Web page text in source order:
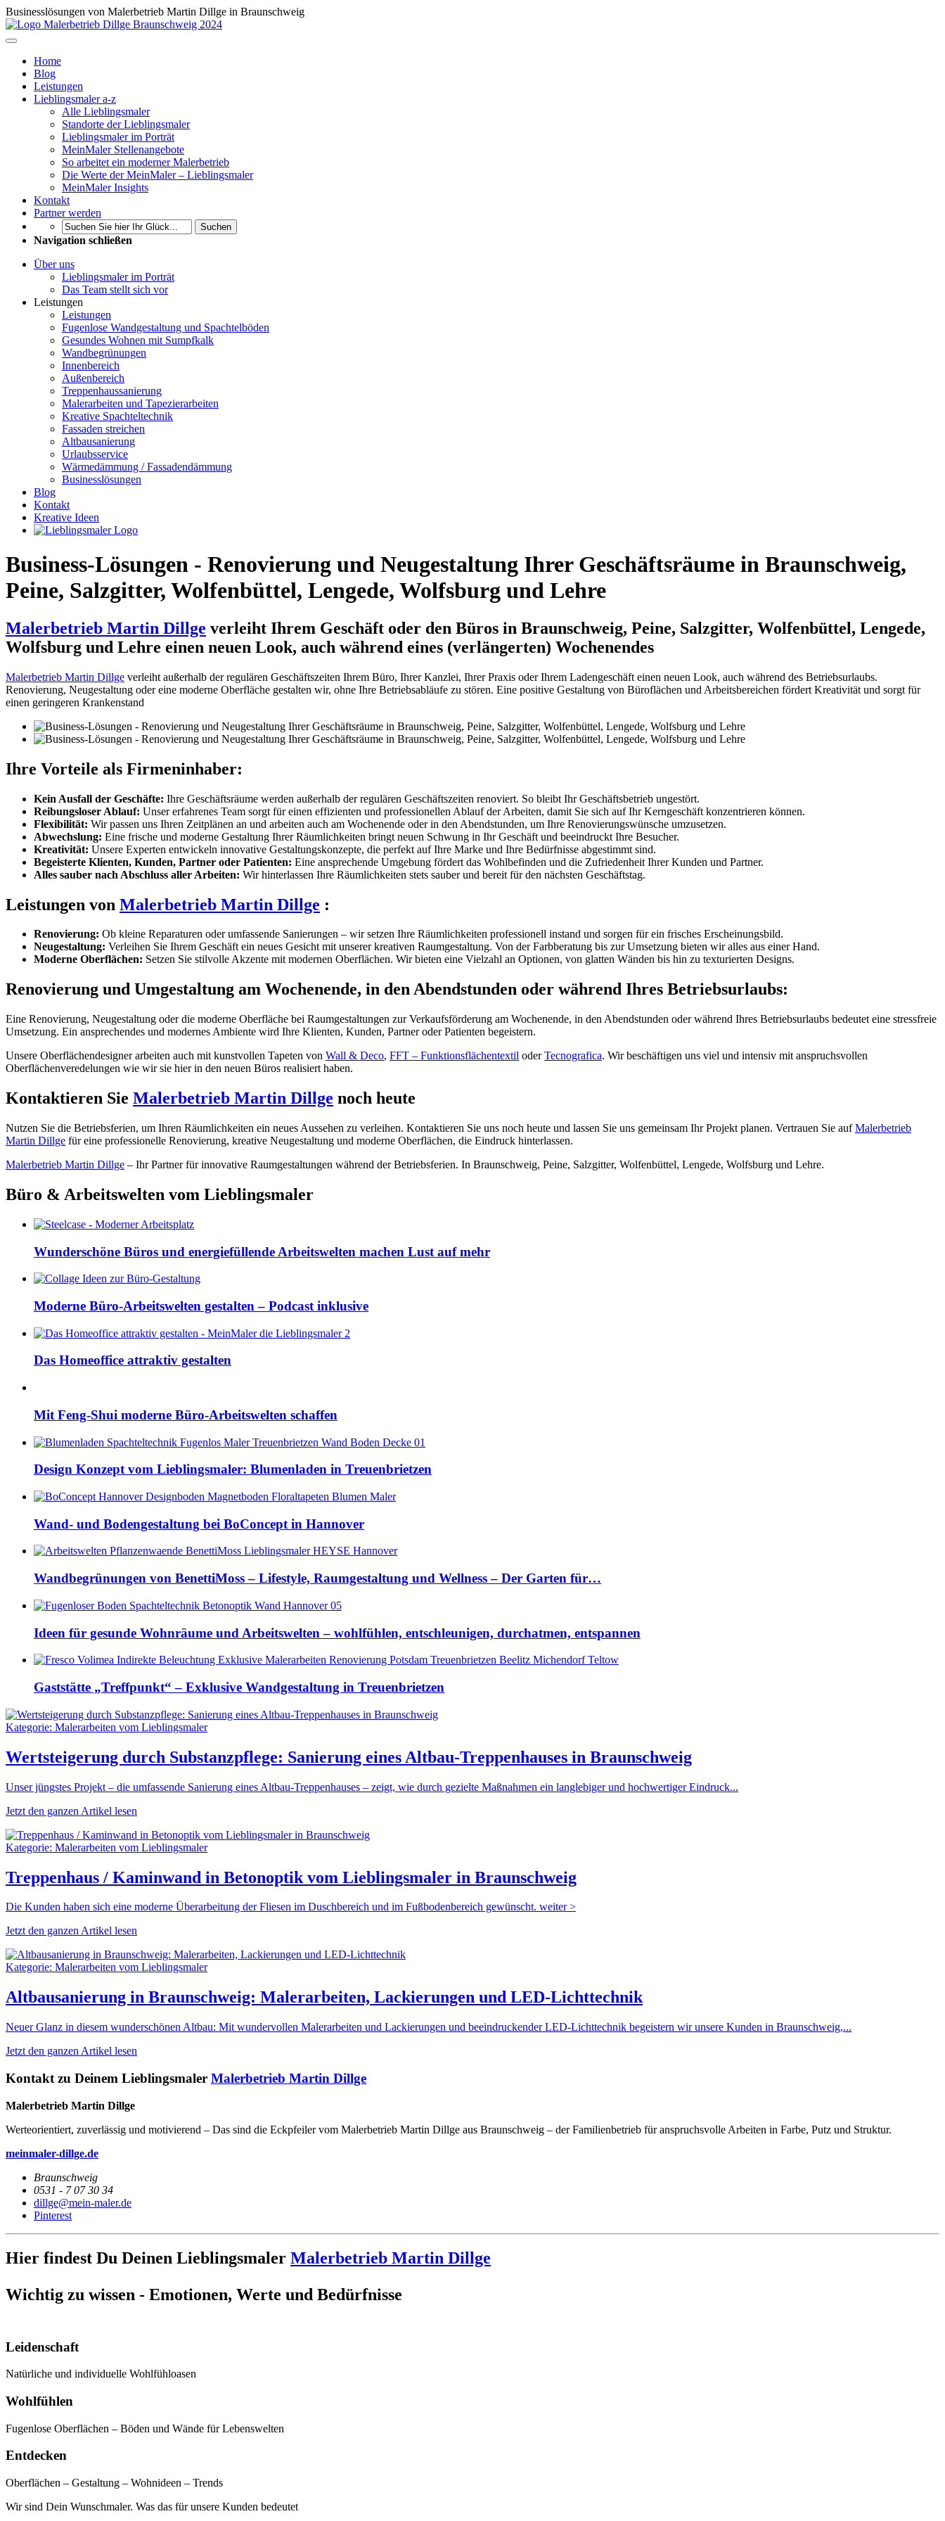
Businesslösungen von Malerbetrieb Martin Dillge in Braunschweig
Home
Blog
Leistungen
Lieblingsmaler a-z
Alle Lieblingsmaler
Standorte der Lieblingsmaler
Lieblingsmaler im Porträt
MeinMaler Stellenangebote
So arbeitet ein moderner Malerbetrieb
Die Werte der MeinMaler – Lieblingsmaler
MeinMaler Insights
Kontakt
Partner werden
Suchen
Navigation schließen
Über uns
Lieblingsmaler im Porträt
Das Team stellt sich vor
Leistungen
Leistungen
Fugenlose Wandgestaltung und Spachtelböden
Gesundes Wohnen mit Sumpfkalk
Wandbegrünungen
Innenbereich
Außenbereich
Treppenhaussanierung
Malerarbeiten und Tapezierarbeiten
Kreative Spachteltechnik
Fassaden streichen
Altbausanierung
Urlaubsservice
Wärmedämmung / Fassadendämmung
Businesslösungen
Blog
Kontakt
Kreative Ideen
Business-Lösungen - Renovierung und Neugestaltung Ihrer Geschäftsräume in Braunschweig,
Peine, Salzgitter, Wolfenbüttel, Lengede, Wolfsburg und Lehre
Malerbetrieb Martin Dillge verleiht Ihrem Geschäft oder den Büros in Braunschweig, Peine, Salzgitter, Wolfenbüttel, Lengede,
Wolfsburg und Lehre einen neuen Look, auch während eines (verlängerten) Wochenendes
Malerbetrieb Martin Dillge verleiht außerhalb der regulären Geschäftszeiten Ihrem Büro, Ihrer Kanzlei, Ihrer Praxis oder Ihrem Ladengeschäft einen neuen Look, auch während des Betriebsurlaubs.
Renovierung, Neugestaltung oder eine moderne Oberfläche gestalten wir, ohne Ihre Betriebsabläufe zu stören. Eine positive Gestaltung von Büroflächen und Arbeitsbereichen fördert Kreativität und sorgt für
einen geringeren Krankenstand
Ihre Vorteile als Firmeninhaber:
Kein Ausfall der Geschäfte: Ihre Geschäftsräume werden außerhalb der regulären Geschäftszeiten renoviert. So bleibt Ihr Geschäftsbetrieb ungestört.
Reibungsloser Ablauf: Unser erfahrenes Team sorgt für einen effizienten und professionellen Ablauf der Arbeiten, damit Sie sich auf Ihr Kerngeschäft konzentrieren können.
Flexibilität: Wir passen uns Ihren Zeitplänen an und arbeiten auch am Wochenende oder in den Abendstunden, um Ihre Renovierungswünsche umzusetzen.
Abwechslung: Eine frische und moderne Gestaltung Ihrer Räumlichkeiten bringt neuen Schwung in Ihr Geschäft und beeindruckt Ihre Besucher.
Kreativität: Unsere Experten entwickeln innovative Gestaltungskonzepte, die perfekt auf Ihre Marke und Ihre Bedürfnisse abgestimmt sind.
Begeisterte Klienten, Kunden, Partner oder Patienten: Eine ansprechende Umgebung fördert das Wohlbefinden und die Zufriedenheit Ihrer Kunden und Partner.
Alles sauber nach Abschluss aller Arbeiten: Wir hinterlassen Ihre Räumlichkeiten stets sauber und bereit für den nächsten Geschäftstag.
Leistungen von Malerbetrieb Martin Dillge :
Renovierung: Ob kleine Reparaturen oder umfassende Sanierungen – wir setzen Ihre Räumlichkeiten professionell instand und sorgen für ein frisches Erscheinungsbild.
Neugestaltung: Verleihen Sie Ihrem Geschäft ein neues Gesicht mit unserer kreativen Raumgestaltung. Von der Farbberatung bis zur Umsetzung bieten wir alles aus einer Hand.
Moderne Oberflächen: Setzen Sie stilvolle Akzente mit modernen Oberflächen. Wir bieten eine Vielzahl an Optionen, von glatten Wänden bis hin zu texturierten Designs.
Renovierung und Umgestaltung am Wochenende, in den Abendstunden oder während Ihres Betriebsurlaubs:
Eine Renovierung, Neugestaltung oder die moderne Oberfläche bei Raumgestaltungen zur Verkaufsförderung am Wochenende, in den Abendstunden oder während Ihres Betriebsurlaubs bedeutet eine stressfreie
Umsetzung. Ein ansprechendes und modernes Ambiente wird Ihre Klienten, Kunden, Partner oder Patienten begeistern.
Unsere Oberflächendesigner arbeiten auch mit kunstvollen Tapeten von Wall & Deco, FFT – Funktionsflächentextil oderTecnografica. Wir beschäftigen uns viel und intensiv mit anspruchsvollen
Oberflächenveredelungen wie wir sie hier in den neuen Büros realisiert haben.
Kontaktieren Sie Malerbetrieb Martin Dillge noch heute
Nutzen Sie die Betriebsferien, um Ihren Räumlichkeiten ein neues Aussehen zu verleihen. Kontaktieren Sie uns noch heute und lassen Sie uns gemeinsam Ihr Projekt planen. Vertrauen Sie aufMalerbetrieb
Martin Dillge für eine professionelle Renovierung, kreative Neugestaltung und moderne Oberflächen, die Eindruck hinterlassen.
Malerbetrieb Martin Dillge – Ihr Partner für innovative Raumgestaltungen während der Betriebsferien. In Braunschweig, Peine, Salzgitter, Wolfenbüttel, Lengede, Wolfsburg und Lehre.
Büro & Arbeitswelten vom Lieblingsmaler
Wunderschöne Büros und energiefüllende Arbeitswelten machen Lust auf mehr
Moderne Büro-Arbeitswelten gestalten – Podcast inklusive
Das Homeoffice attraktiv gestalten
Mit Feng-Shui moderne Büro-Arbeitswelten schaffen
Design Konzept vom Lieblingsmaler: Blumenladen in Treuenbrietzen
Wand- und Bodengestaltung bei BoConcept in Hannover
Wandbegrünungen von BenettiMoss – Lifestyle, Raumgestaltung und Wellness – Der Garten für…
Ideen für gesunde Wohnräume und Arbeitswelten – wohlfühlen, entschleunigen, durchatmen, entspannen
Gaststätte „Treffpunkt“ – Exklusive Wandgestaltung in Treuenbrietzen
Kategorie: Malerarbeiten vom Lieblingsmaler
Wertsteigerung durch Substanzpflege: Sanierung eines Altbau-Treppenhauses in Braunschweig
Unser jüngstes Projekt – die umfassende Sanierung eines Altbau-Treppenhauses – zeigt, wie durch gezielte Maßnahmen ein langlebiger und hochwertiger Eindruck...
Jetzt den ganzen Artikel lesen
Kategorie: Malerarbeiten vom Lieblingsmaler
Treppenhaus / Kaminwand in Betonoptik vom Lieblingsmaler in Braunschweig
Die Kunden haben sich eine moderne Überarbeitung der Fliesen im Duschbereich und im Fußbodenbereich gewünscht. weiter >
Jetzt den ganzen Artikel lesen
Kategorie: Malerarbeiten vom Lieblingsmaler
Altbausanierung in Braunschweig: Malerarbeiten, Lackierungen und LED-Lichttechnik
Neuer Glanz in diesem wunderschönen Altbau: Mit wundervollen Malerarbeiten und Lackierungen und beeindruckender LED-Lichttechnik begeistern wir unsere Kunden in Braunschweig,...
Jetzt den ganzen Artikel lesen
Kontakt zu Deinem Lieblingsmaler Malerbetrieb Martin Dillge
Malerbetrieb Martin Dillge
Werteorientiert, zuverlässig und motivierend – Das sind die Eckpfeiler vom Malerbetrieb Martin Dillge aus Braunschweig – der Familienbetrieb für anspruchsvolle Arbeiten in Farbe, Putz und Struktur.
meinmaler-dillge.de
Braunschweig
0531 - 7 07 30 34
dillge@mein-maler.de
Pinterest
Hier findest Du Deinen Lieblingsmaler Malerbetrieb Martin Dillge
Wichtig zu wissen - Emotionen, Werte und Bedürfnisse
Leidenschaft
Natürliche und individuelle Wohlfühloasen
Wohlfühlen
Fugenlose Oberflächen – Böden und Wände für Lebenswelten
Entdecken
Oberflächen – Gestaltung – Wohnideen – Trends
Wir sind Dein Wunschmaler. Was das für unsere Kunden bedeutet